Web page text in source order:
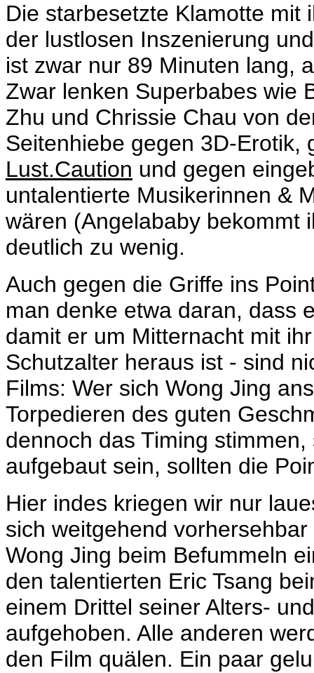
Die starbesetzte Klamotte mit
der lustlosen Inszenierung
ist zwar nur 89 Minuten lang,
Zwar lenken Superbabes wie
Zhu und Chrissie Chau von
Seitenhiebe gegen 3D-Erotik,
Lust.Caution und gegen
untalentierte Musikerinnen &
wären (Angelababy bekommt
deutlich zu wenig.
Auch gegen die Griffe ins
man denke etwa daran, dass
damit er um Mitternacht mit
Schutzalter heraus ist - sind
Films: Wer sich Wong Jing
Torpedieren des guten
dennoch das Timing
aufgebaut sein, sollten die
Hier indes kriegen wir nur
sich weitgehend
Wong Jing beim Befummeln
den talentierten Eric Tsang
einem Drittel seiner Alters-
aufgehoben. Alle anderen
den Film quälen. Ein paar